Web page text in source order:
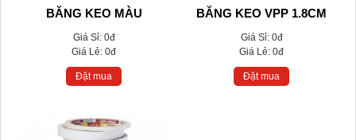
BĂNG KEO MÀU
Giá Sỉ: 0đ
Giá Lẻ:0đ
Đặt mua
BĂNG KEO VPP 1.8CM
Giá Sỉ: 0đ
Giá Lẻ:0đ
Đặt mua